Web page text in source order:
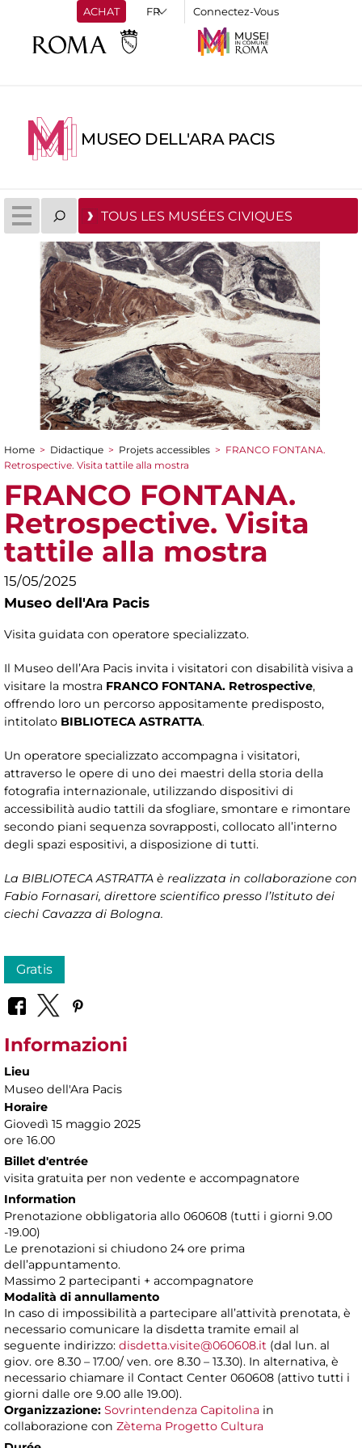
ACHAT Connectez-Vous
MUSEO DELL'ARA PACIS
TOUS LES MUSÉES CIVIQUES
You are here
Home > Didactique > Projets accessibles > FRANCO FONTANA.
Retrospective. Visita tattile alla mostra
FRANCO FONTANA.
Retrospective. Visita
tattile alla mostra
15/05/2025
Museo dell'Ara Pacis
Visita guidata con operatore specializzato.
Il Museo dell’Ara Pacis invita i visitatori con disabilità visiva a
visitare la mostra FRANCO FONTANA. Retrospective,
offrendo loro un percorso appositamente predisposto,
intitolato BIBLIOTECA ASTRATTA.
Un operatore specializzato accompagna i visitatori,
attraverso le opere di uno dei maestri della storia della
fotografia internazionale, utilizzando dispositivi di
accessibilità audio tattili da sfogliare, smontare e rimontare
secondo piani sequenza sovrapposti, collocato all’interno
degli spazi espositivi, a disposizione di tutti.
La BIBLIOTECA ASTRATTA è realizzata in collaborazione con
Fabio Fornasari, direttore scientifico presso l’Istituto dei
ciechi Cavazza di Bologna.
Gratis
Informazioni
Lieu
Museo dell'Ara Pacis
Horaire
Giovedì 15 maggio 2025
ore 16.00
Billet d'entrée
visita gratuita per non vedente e accompagnatore
Information
Prenotazione obbligatoria allo 060608 (tutti i giorni 9.00
-19.00)
Le prenotazioni si chiudono 24 ore prima
dell’appuntamento.
Massimo 2 partecipanti + accompagnatore
Modalità di annullamento
In caso di impossibilità a partecipare all’attività prenotata, è
necessario comunicare la disdetta tramite email al
seguente indirizzo: disdetta.visite@060608.it (dal lun. al
giov. ore 8.30 – 17.00/ ven. ore 8.30 – 13.30). In alternativa, è
necessario chiamare il Contact Center 060608 (attivo tutti i
giorni dalle ore 9.00 alle 19.00).
Organizzazione: Sovrintendenza Capitolina in
collaborazione con Zètema Progetto Cultura